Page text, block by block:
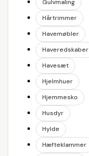
Gulvmaling
Hårtrimmer
Havemøbler
Haveredskaber
Havesæt
Hjelmhuer
Hjemmesko
Husdyr
Hylde
Hæfteklammer